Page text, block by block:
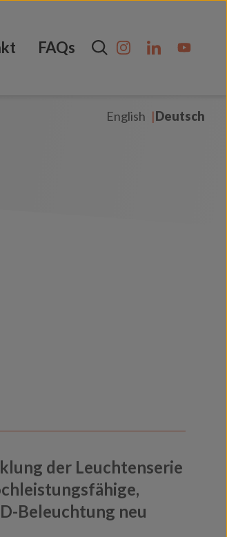
FAQs
English Deutsch
der Leuchtenserie
Beleuchtung neu